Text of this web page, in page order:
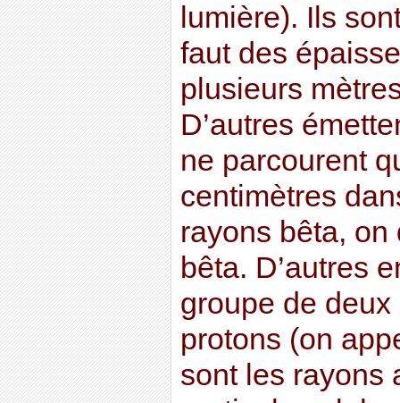
lumière). Ils
faut des
plusieurs
D’autres
ne parcourent
centimètres
rayons bêta,
bêta. D’autres
groupe de
protons (on
sont les rayons